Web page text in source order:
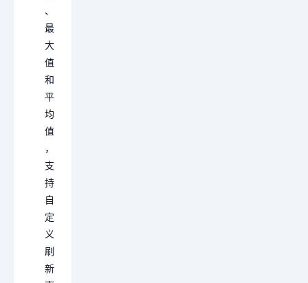
、
最
大
值
和
平
均
值
，
支
持
自
定
义
刷
新